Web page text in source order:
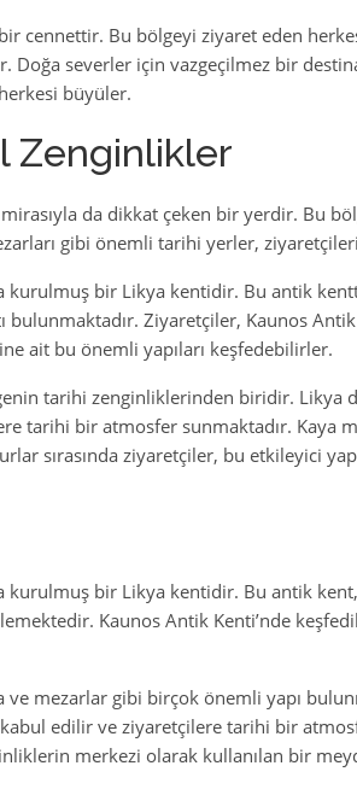
cennettir. Bu bölgeyi ziyaret eden
Doğa severler için vazgeçilmez bir
büyüler.
Zenginlikler
da dikkat çeken bir yerdir. Bu
gibi önemli tarihi yerler,
kurulmuş bir Likya kentidir. Bu antik
bulunmaktadır. Ziyaretçiler, Kaunos
ait bu önemli yapıları keşfedebilirler.
tarihi zenginliklerinden biridir. Likya
tarihi bir atmosfer sunmaktadır. Kaya
sırasında ziyaretçiler, bu etkileyici
kurulmuş bir Likya kentidir. Bu antik
Kaunos Antik Kenti’nde
mezarlar gibi birçok önemli yapı
edilir ve ziyaretçilere tarihi bir
merkezi olarak kullanılan bir